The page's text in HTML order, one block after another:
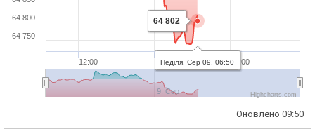
9.08
12:00 12:00
9. Сер
64 750
64 800
Highcharts.com
Неділя, Сер 09, 06:50
64 802
Оновлено 09:50